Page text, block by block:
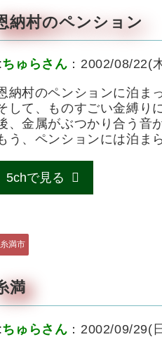
納村のペンション
ちゅらさん ：2002/08/22(
納村のペンションに泊ま
して、ものすごい金縛り
、金属がぶつかり合う音
う、ペンションには泊ま
5chで見る
糸満市
満
ちゅらさん ：2002/09/29(